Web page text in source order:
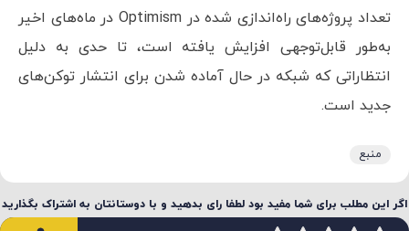
تعداد پروژه‌های راه‌اندازی شده در Optimism در ماه‌های اخیر
به‌طور قابل‌توجهی افزایش یافته است، تا حدی به دلیل
انتظاراتی که شبکه در حال آماده شدن برای انتشار توکن‌های
جدید است.
منبع
اگر این مطلب برای شما مفید بود لطفا رای بدهید و با دوستانتان به اشتراک بگذارید